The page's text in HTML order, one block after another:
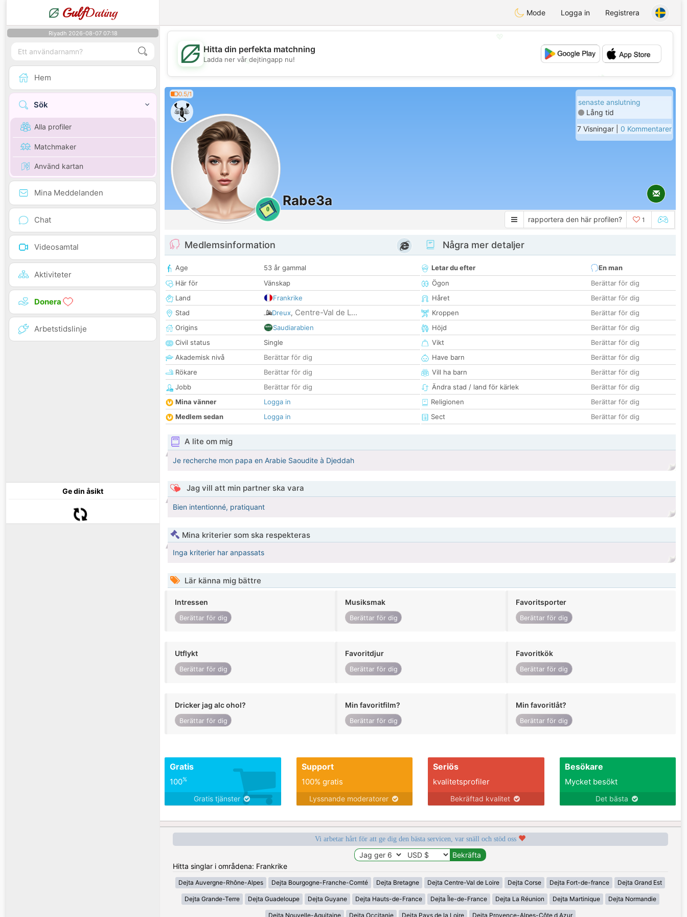
GulfDating Mode Logga in Registrera
Riyadh 2026-08-07 07:18
Hem
Sök
Alla profiler
Matchmaker
Använd kartan
Mina Meddelanden
Chat
Videosamtal
Aktiviteter
Donera
Arbetstidslinje
Ge din åsikt
💖
💕
Hitta din perfekta matchning
Ladda ner vår dejtingapp nu!
0.5/1
0
Rabe3a
senaste anslutning
Lång tid
7 Visningar | 0 Kommentarer
rapportera den här profilen? 1
Medlemsinformation
Age
53 år gammal
Här för
Vänskap
Land
Frankrike
Stad
Dreux, Centre-Val de L...
Origins
Saudiarabien
Civil status
Single
Akademisk nivå
Berättar för dig
Rökare
Berättar för dig
Jobb
Berättar för dig
Mina vänner
Logga in
Medlem sedan
Logga in
Några mer detaljer
Letar du efter
En man
Ögon
Berättar för dig
Håret
Berättar för dig
Kroppen
Berättar för dig
Höjd
Berättar för dig
Vikt
Berättar för dig
Have barn
Berättar för dig
Vill ha barn
Berättar för dig
Ändra stad / land för kärlek
Berättar för dig
Religionen
Berättar för dig
Sect
Berättar för dig
A lite om mig
Je recherche mon papa en Arabie Saoudite à Djeddah
Jag vill att min partner ska vara
Bien intentionné, pratiquant
Mina kriterier som ska respekteras
Inga kriterier har anpassats
Lär känna mig bättre
Intressen
Berättar för dig
Musiksmak
Berättar för dig
Favoritsporter
Berättar för dig
Utflykt
Berättar för dig
Favoritdjur
Berättar för dig
Favoritkök
Berättar för dig
Dricker jag alc ohol?
Berättar för dig
Min favoritfilm?
Berättar för dig
Min favoritlåt?
Berättar för dig
Gratis
100%
Gratis tjänster
Support
100% gratis
Lyssnande moderatorer
Seriös
kvalitetsprofiler
Bekräftad kvalitet
Besökare
Mycket besökt
Det bästa
Vi arbetar hårt för att ge dig den bästa servicen, var snäll och stöd oss
Hitta singlar i områdena: Frankrike
Dejta Auvergne-Rhône-Alpes Dejta Bourgogne-Franche-Comté Dejta Bretagne Dejta Centre-Val de Loire Dejta Corse Dejta Fort-de-france Dejta Grand Est
Dejta Grande-Terre Dejta Guadeloupe Dejta Guyane Dejta Hauts-de-France Dejta Île-de-France Dejta La Réunion Dejta Martinique Dejta Normandie
Dejta Nouvelle-Aquitaine Dejta Occitanie Dejta Pays de la Loire Dejta Provence-Alpes-Côte d Azur